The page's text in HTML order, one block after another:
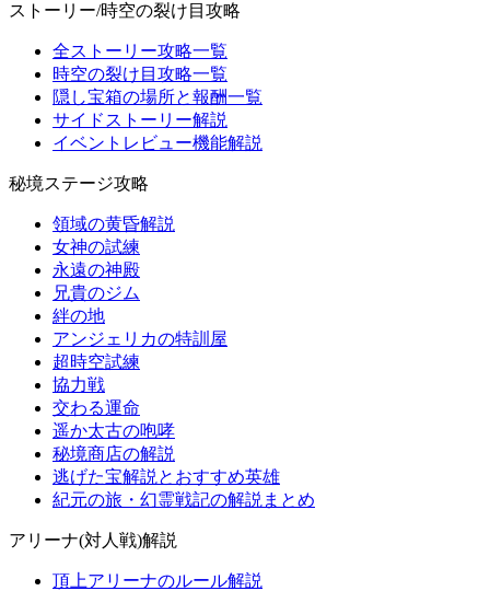
ストーリー/時空の裂け目攻略
全ストーリー攻略一覧
時空の裂け目攻略一覧
隠し宝箱の場所と報酬一覧
サイドストーリー解説
イベントレビュー機能解説
秘境ステージ攻略
領域の黄昏解説
女神の試練
永遠の神殿
兄貴のジム
絆の地
アンジェリカの特訓屋
超時空試練
協力戦
交わる運命
遥か太古の咆哮
秘境商店の解説
逃げた宝解説とおすすめ英雄
紀元の旅・幻霊戦記の解説まとめ
アリーナ(対人戦)解説
頂上アリーナのルール解説